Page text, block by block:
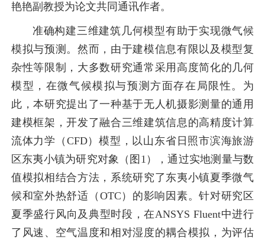
艳艳副教授为论文共同通讯作者。
准确构建三维建筑几何模型有助于实现微气候
模拟与预测。然而，由于建模信息有限以及模型复
杂性等限制，大多数研究通常采用高度简化的几何
模型，在微气候模拟与预测方面存在局限性。为
此，本研究提出了一种基于无人机摄影测量的通用
建模框架，开发了融合三维建筑信息的高精度计算
流体力学（CFD）模型，以山东省日照市滨海旅游
区东夷小镇为研究对象（图1），通过实地测量与数
值模拟相结合方法，系统研究了东夷小镇夏季微气
候和室外热舒适（OTC）的影响因素。针对研究区
夏季盛行风向及典型时段，在ANSYS Fluent中进行
了风速、空气温度和相对湿度的耦合模拟，为评估